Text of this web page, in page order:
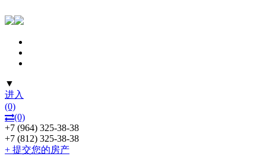
▼
进入
(0)
(0)
+7 (964) 325-38-38
+7 (812) 325-38-38
+ 提交您的房产